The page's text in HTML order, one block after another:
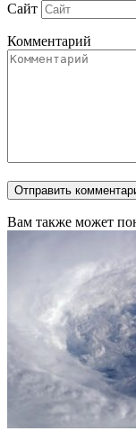
Сайт
Комментарий
Вам также может